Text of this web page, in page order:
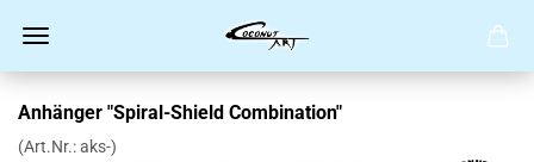
Anhänger "Spiral-Shield Combination"
(Art.Nr.:aks-)